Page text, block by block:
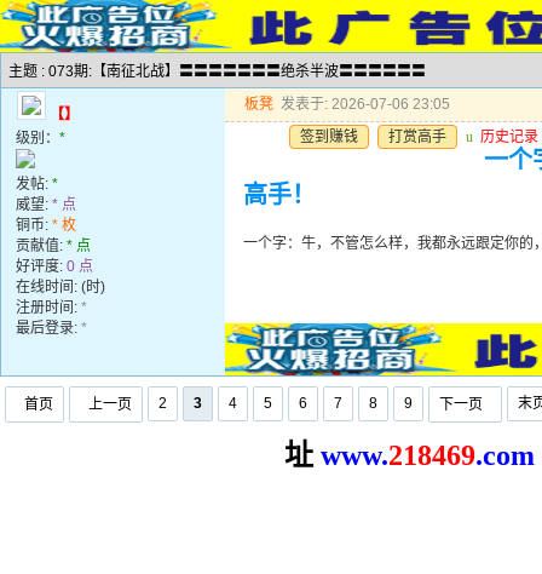
主题 : 073期:【南征北战】〓〓〓〓〓〓〓绝杀半波〓〓〓〓〓〓
【】
级别： *
发帖: *
威望: * 点
铜币: * 枚
贡献值: * 点
好评度: 0 点
在线时间: (时)
注册时间: *
最后登录: *
板凳 发表于: 2026-07-06 23:05
签到赚钱
打赏高手 u 历史记录
一个
高手！
一个字：牛，不管怎么样，我都永远跟定你的
首页 上一页 2 3 4 5 6 7 8 9 下一页 末
址 www.218469.com